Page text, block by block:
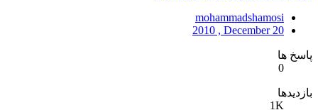
mohammadshamosi
2010 , December 20
پاسخ ها
0
بازدیدها
1K